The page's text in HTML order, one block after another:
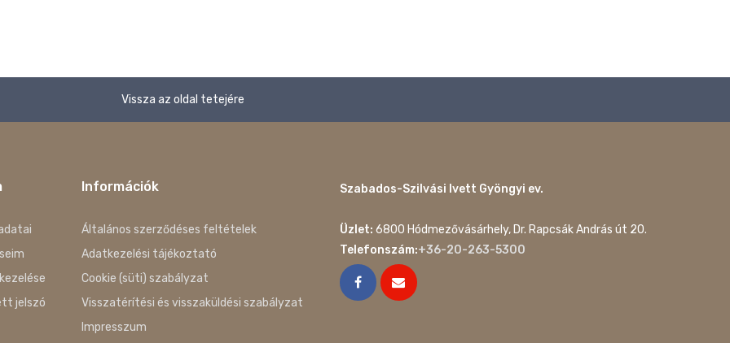
Vissza az oldal tetejére
jelszó
Információk
Általános szerződéses feltételek
Adatkezelési tájékoztató
Cookie (süti) szabályzat
Visszatérítési és visszaküldési szabályzat
Impresszum
Szabados-Szilvási Ivett Gyöngyi ev.
Üzlet: 6800 Hódmezővásárhely, Dr. Rapcsák András út 20.
Telefonszám:+36-20-263-5300